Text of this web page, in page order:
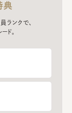
典
ンクで、
ド。